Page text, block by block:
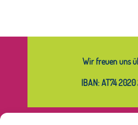
Wir freuen uns
IBAN: AT74